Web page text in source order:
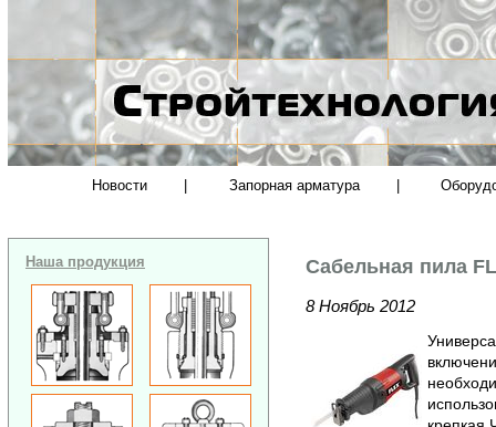
Новости Запорная арматура
Наша продукция Сабельная пила
8 Ноябрь 2012